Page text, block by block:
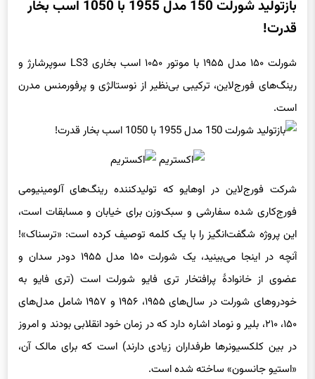
بازتولید شورلت 150 مدل 1955 با 1050 اسب بخار
قدرت!
شورلت ۱۵۰ مدل ۱۹۵۵ با موتور ۱۰۵۰ اسب بخاری LS3 سوپرشارژ و
رینگ‌های فورج‌لاین، ترکیبی بی‌نظیر از نوستالژی و پرفورمنس مدرن
است.
شرکت فورج‌لاین در اوهایو که تولیدکننده رینگ‌های آلومینیومی
فورج‌کاری شده سفارشی و سبک‌وزن برای خیابان و مسابقات است،
این پروژه شگفت‌انگیز را با یک کلمه توصیف کرده است: «ترسناک»!
آنچه در اینجا می‌بینید، یک شورلت ۱۵۰ مدل ۱۹۵۵ دودر سدان و
عضوی از خانوادهٔ پرافتخار تری فایو شورلت است (تری فایو به
خودروهای شورلت در سال‌های ۱۹۵۵، ۱۹۵۶ و ۱۹۵۷ شامل مدل‌های
۱۵۰، ۲۱۰، بلیر و نوماد اشاره دارد که در زمان خود انقلابی بودند و امروز
در بین کلکسیونرها طرفداران زیادی دارند) است که برای مالک آن،
«استیو جانسون» ساخته شده است.